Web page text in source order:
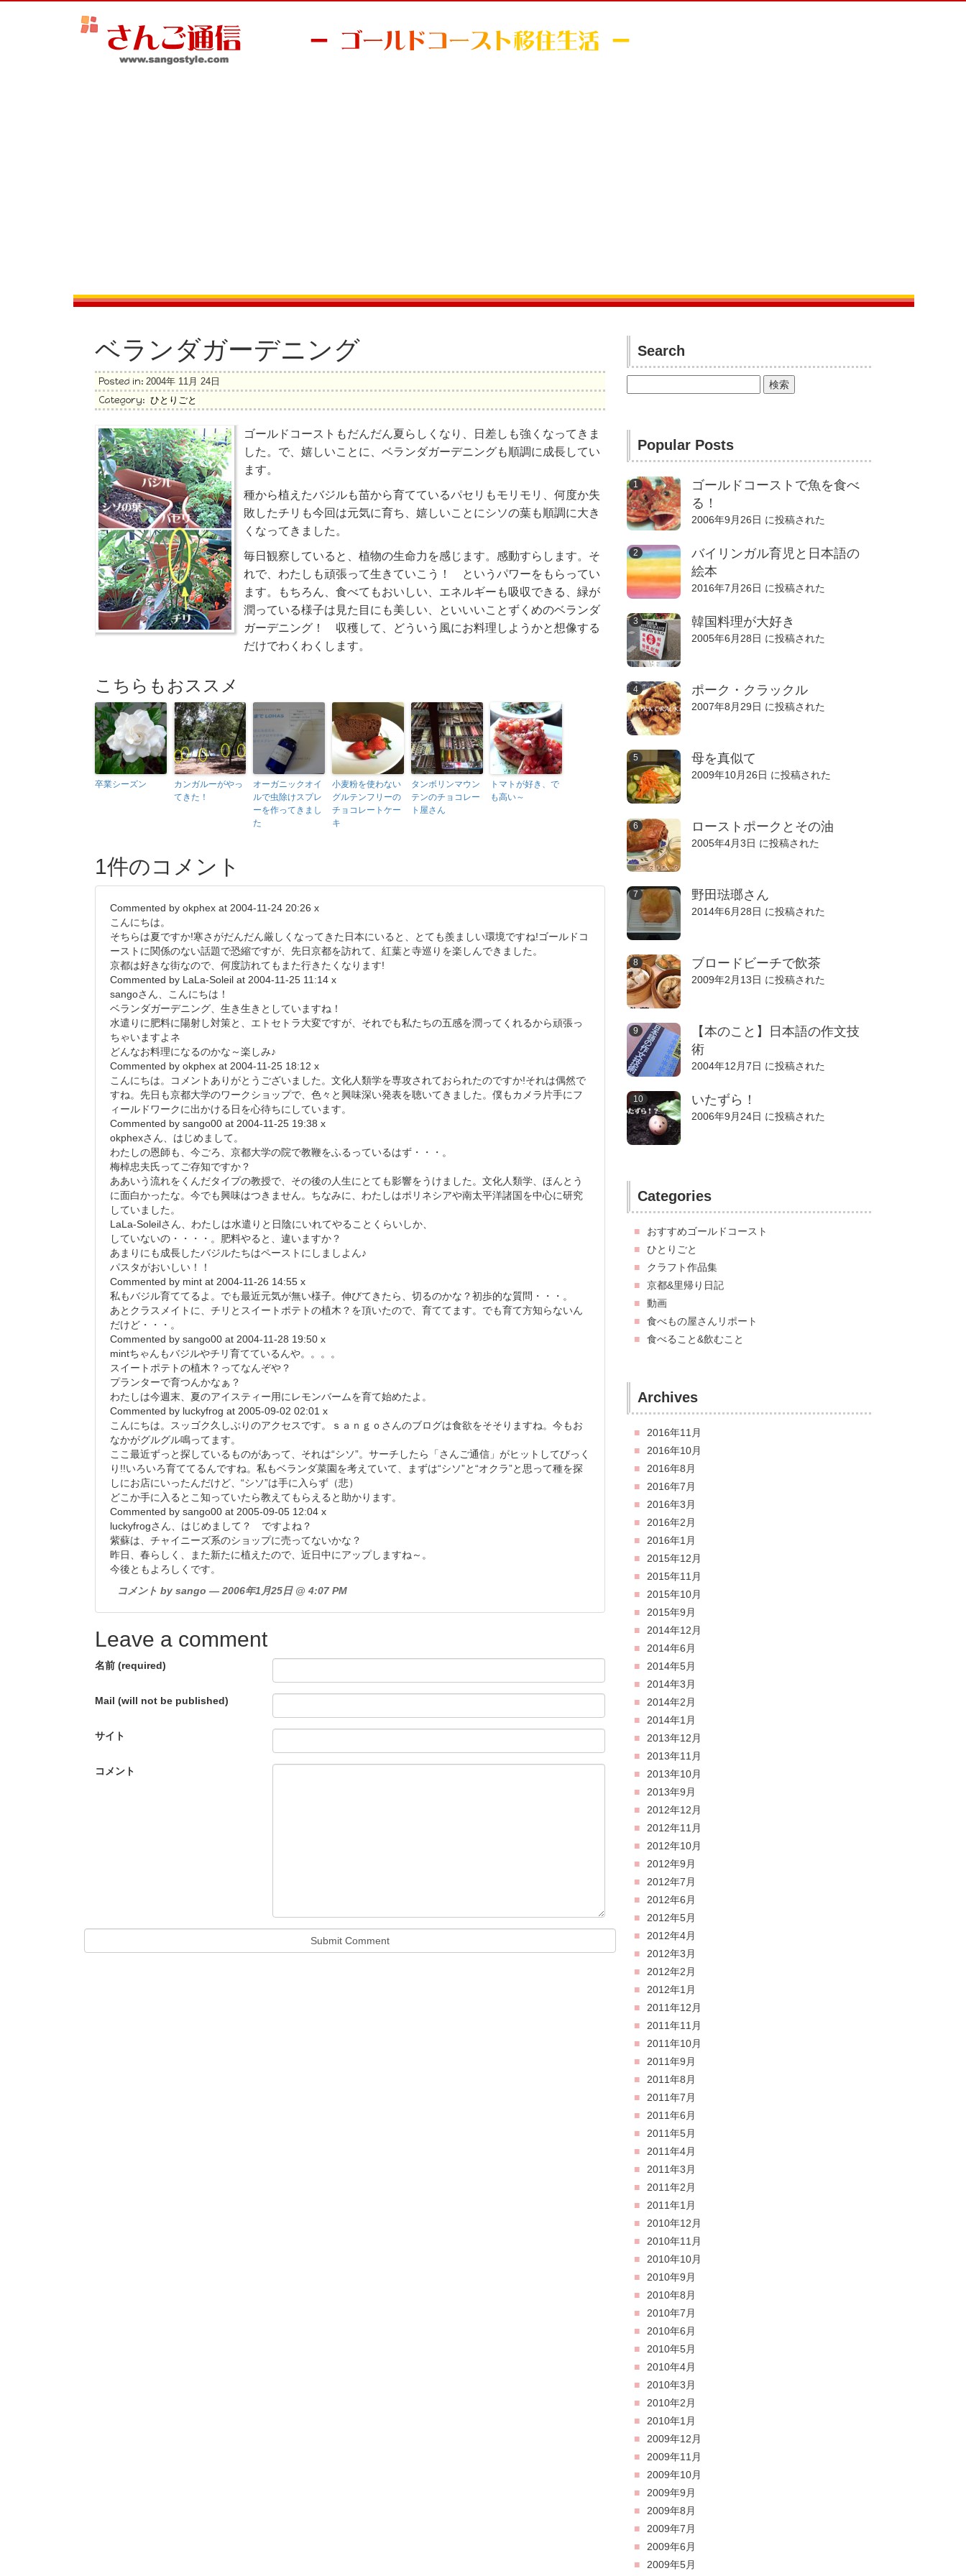
ベランダガーデニング
Posted in: 2004年 11月 24日
Category: ひとりごと
ゴールドコーストもだんだん夏らしくなり、日差しも強くなってきま
した。で、嬉しいことに、ベランダガーデニングも順調に成長してい
ます。
種から植えたバジルも苗から育てているパセリもモリモリ、何度か失
敗したチリも今回は元気に育ち、嬉しいことにシソの葉も順調に大き
くなってきました。
毎日観察していると、植物の生命力を感じます。感動すらします。そ
れで、わたしも頑張って生きていこう！ というパワーをもらってい
ます。もちろん、食べてもおいしい、エネルギーも吸収できる、緑が
潤っている様子は見た目にも美しい、といいいことずくめのベランダ
ガーデニング！ 収穫して、どういう風にお料理しようかと想像する
だけでわくわくします。
こちらもおススメ
卒業シーズン
カンガルーがやっ
てきた！
オーガニックオイ
ルで虫除けスプレ
ーを作ってきまし
た
小麦粉を使わない
グルテンフリーの
チョコレートケー
キ
タンボリンマウン
テンのチョコレー
ト屋さん
トマトが好き、で
も高い～
1件のコメント
Commented by okphex at 2004-11-24 20:26 x
こんにちは。
そちらは夏ですか!寒さがだんだん厳しくなってきた日本にいると、とても羨ましい環境ですね!ゴールドコ
ーストに関係のない話題で恐縮ですが、先日京都を訪れて、紅葉と寺巡りを楽しんできました。
京都は好きな街なので、何度訪れてもまた行きたくなります!
Commented by LaLa-Soleil at 2004-11-25 11:14 x
sangoさん、こんにちは！
ベランダガーデニング、生き生きとしていますね！
水遣りに肥料に陽射し対策と、エトセトラ大変ですが、それでも私たちの五感を潤ってくれるから頑張っ
ちゃいますよネ
どんなお料理になるのかな～楽しみ♪
Commented by okphex at 2004-11-25 18:12 x
こんにちは。コメントありがとうございました。文化人類学を専攻されておられたのですか!それは偶然で
すね。先日も京都大学のワークショップで、色々と興味深い発表を聴いてきました。僕もカメラ片手にフ
ィールドワークに出かける日を心待ちにしています。
Commented by sango00 at 2004-11-25 19:38 x
okphexさん、はじめまして。
わたしの恩師も、今ごろ、京都大学の院で教鞭をふるっているはず・・・。
梅棹忠夫氏ってご存知ですか？
ああいう流れをくんだタイプの教授で、その後の人生にとても影響をうけました。文化人類学、ほんとう
に面白かったな。今でも興味はつきません。ちなみに、わたしはポリネシアや南太平洋諸国を中心に研究
していました。
LaLa-Soleilさん、わたしは水遣りと日陰にいれてやることくらいしか、
していないの・・・・。肥料やると、違いますか？
あまりにも成長したバジルたちはペーストにしましよん♪
パスタがおいしい！！
Commented by mint at 2004-11-26 14:55 x
私もバジル育ててるよ。でも最近元気が無い様子。伸びてきたら、切るのかな？初歩的な質問・・・。
あとクラスメイトに、チリとスイートポテトの植木？を頂いたので、育ててます。でも育て方知らないん
だけど・・・。
Commented by sango00 at 2004-11-28 19:50 x
mintちゃんもバジルやチリ育てているんや。。。。
スイートポテトの植木？ってなんぞや？
プランターで育つんかなぁ？
わたしは今週末、夏のアイスティー用にレモンバームを育て始めたよ。
Commented by luckyfrog at 2005-09-02 02:01 x
こんにちは。スッゴク久しぶりのアクセスです。ｓａｎｇｏさんのブログは食欲をそそりますね。今もお
なかがグルグル鳴ってます。
ここ最近ずっと探しているものがあって、それは“シソ”。サーチしたら「さんご通信」がヒットしてびっく
り!!いろいろ育ててるんですね。私もベランダ菜園を考えていて、まずは“シソ”と“オクラ”と思って種を探
しにお店にいったんだけど、“シソ”は手に入らず（悲）
どこか手に入るとこ知っていたら教えてもらえると助かります。
Commented by sango00 at 2005-09-05 12:04 x
luckyfrogさん、はじめまして？ ですよね？
紫蘇は、チャイニーズ系のショップに売ってないかな？
昨日、春らしく、また新たに植えたので、近日中にアップしますね～。
今後ともよろしくです。
コメント by sango — 2006年1月25日 @ 4:07 PM
Leave a comment
名前 (required)
Mail (will not be published)
サイト
コメント
Search
索:
Popular Posts
ゴールドコーストで魚を食べ
る！
2006年9月26日 に投稿された
バイリンガル育児と日本語の
絵本
2016年7月26日 に投稿された
韓国料理が大好き
2005年6月28日 に投稿された
ポーク・クラックル
2007年8月29日 に投稿された
母を真似て
2009年10月26日 に投稿された
ローストポークとその油
2005年4月3日 に投稿された
野田琺瑯さん
2014年6月28日 に投稿された
ブロードビーチで飲茶
2009年2月13日 に投稿された
【本のこと】日本語の作文技
術
2004年12月7日 に投稿された
いたずら！
2006年9月24日 に投稿された
Categories
おすすめゴールドコースト
ひとりごと
クラフト作品集
京都&里帰り日記
動画
食べもの屋さんリポート
食べること&飲むこと
Archives
2016年11月
2016年10月
2016年8月
2016年7月
2016年3月
2016年2月
2016年1月
2015年12月
2015年11月
2015年10月
2015年9月
2014年12月
2014年6月
2014年5月
2014年3月
2014年2月
2014年1月
2013年12月
2013年11月
2013年10月
2013年9月
2012年12月
2012年11月
2012年10月
2012年9月
2012年7月
2012年6月
2012年5月
2012年4月
2012年3月
2012年2月
2012年1月
2011年12月
2011年11月
2011年10月
2011年9月
2011年8月
2011年7月
2011年6月
2011年5月
2011年4月
2011年3月
2011年2月
2011年1月
2010年12月
2010年11月
2010年10月
2010年9月
2010年8月
2010年7月
2010年6月
2010年5月
2010年4月
2010年3月
2010年2月
2010年1月
2009年12月
2009年11月
2009年10月
2009年9月
2009年8月
2009年7月
2009年6月
2009年5月